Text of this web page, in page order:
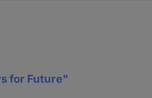
for Future"